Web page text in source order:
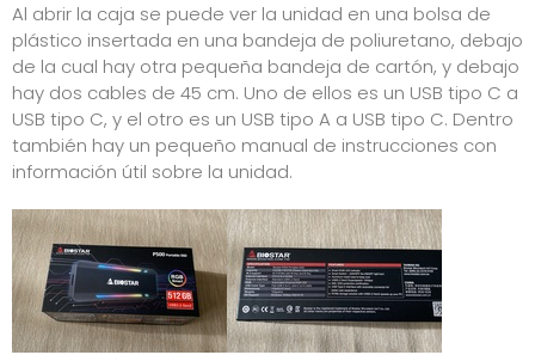
Al abrir la caja se puede ver la unidad en una bolsa de
plástico insertada en una bandeja de poliuretano, debajo
de la cual hay otra pequeña bandeja de cartón, y debajo
hay dos cables de 45 cm. Uno de ellos es un USB tipo C a
USB tipo C, y el otro es un USB tipo A a USB tipo C. Dentro
también hay un pequeño manual de instrucciones con
información útil sobre la unidad.